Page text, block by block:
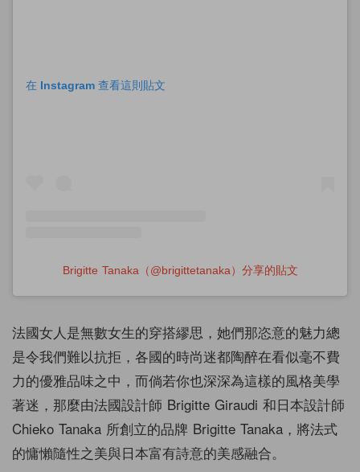
在 Instagram 查看這則貼文
Brigitte Tanaka（@brigittetanaka）分享的貼文
法國女人是無數女生的穿搭繆思，她們那恣意的魅力總
是令我們難以抗拒，各國的時尚迷都陶醉在看似毫不費
力的優雅品味之中，而倘若你也深深為這樣的風格美學
著迷，那麼由法國設計師 Brigitte Giraudi 和日本設計師
Chieko Tanaka 所創立的品牌 Brigitte Tanaka，將法式
的慵懶隨性之美與日本富有詩意的美感融合。